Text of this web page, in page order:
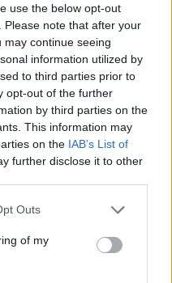
use the below opt-out
note that after your
continue seeing
information utilized by
to third parties prior to
opt-out of the further
by third parties on the
This information may
on the IAB’s List of
further disclose it to other
uses one or more Google
You may click to
its third-party tags to
in below Google
Outs
of my
È stato
ma è morto poco
San Lorenzo, è morto
anni di Ardea. La sua
con un’auto.
da fare.
del Lazio.
delle persone
provincia da inizio anno